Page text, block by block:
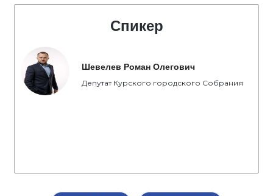
Спикер
Шевелев Роман Олегович
Депутат Курского городского Собрания